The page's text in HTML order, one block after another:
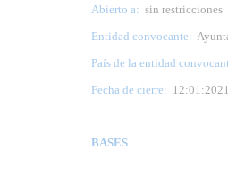
Abierto a: sin restricciones
Entidad convocante:
País de la entidad
Fecha de cierre: 12:01:2021
BASES